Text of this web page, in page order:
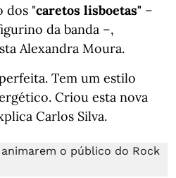
dos "caretos lisboetas" –
da banda –,
Alexandra Moura.
Tem um estilo
Criou esta nova
Carlos Silva.